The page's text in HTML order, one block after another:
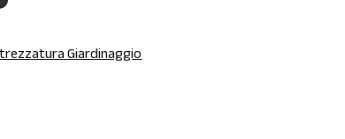
Giardinaggio